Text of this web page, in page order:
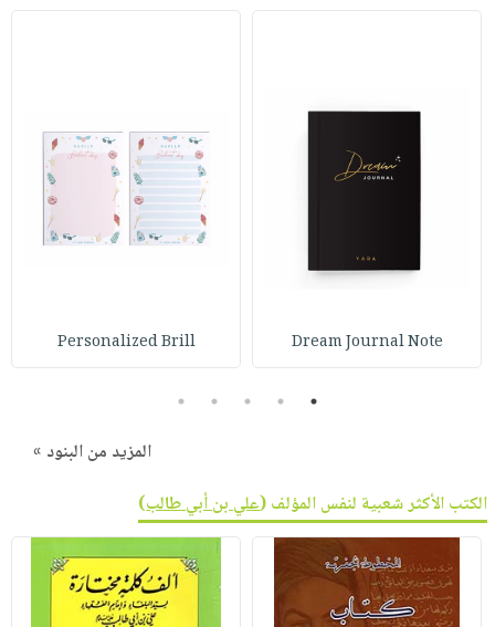
Dream Journal Note
Personalized Brill
1
2
3
4
5
المزيد من البنود »
الكتب الأكثر شعبية لنفس المؤلف (علي بن أبي طالب)